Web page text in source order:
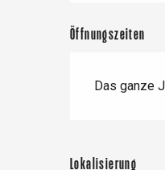
Öffnungszeiten
Das ganze
Lokalisierung